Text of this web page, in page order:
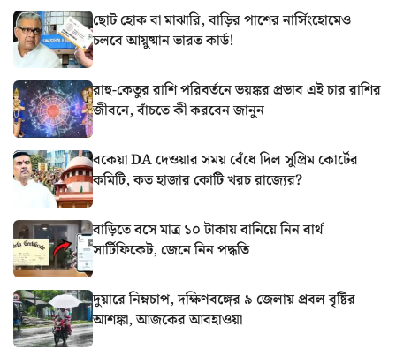
ছোট হোক বা মাঝারি, বাড়ির পাশের নার্সিংহোমেও
চলবে আয়ুষ্মান ভারত কার্ড!
রাহু-কেতুর রাশি পরিবর্তনে ভয়ঙ্কর প্রভাব এই চার রাশির
জীবনে, বাঁচতে কী করবেন জানুন
বকেয়া DA দেওয়ার সময় বেঁধে দিল সুপ্রিম কোর্টের
কমিটি, কত হাজার কোটি খরচ রাজ্যের?
বাড়িতে বসে মাত্র ১০ টাকায় বানিয়ে নিন বার্থ
সার্টিফিকেট, জেনে নিন পদ্ধতি
দুয়ারে নিম্নচাপ, দক্ষিণবঙ্গের ৯ জেলায় প্রবল বৃষ্টির
আশঙ্কা, আজকের আবহাওয়া